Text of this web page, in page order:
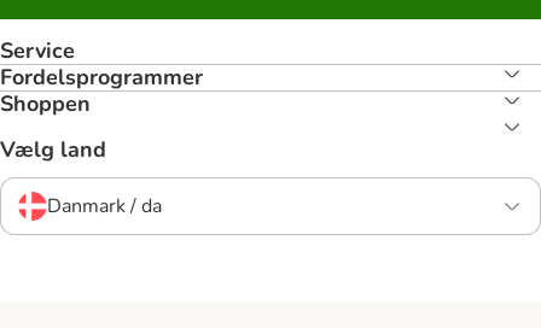
Service
Fordelsprogrammer
Shoppen
Vælg land
Danmark / da